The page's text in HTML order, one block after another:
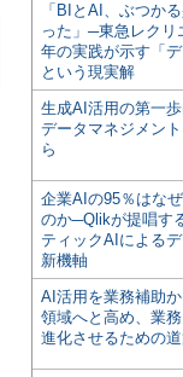
「BIとAI、ぶつか
った」─東急レクリ
年の実践が示す「デ
という現実解
生成AI活用の第一
データマネジメン
ら
企業AIの95％はな
のか─Qlikが提唱す
ティックAIによる
新機軸
AI活用を業務補助
領域へと高め、業
進化させるための